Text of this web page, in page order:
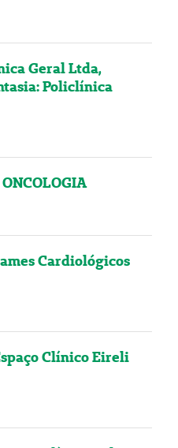
Geral Ltda,
Policlínica
Cardiológicos
Clínico Eireli